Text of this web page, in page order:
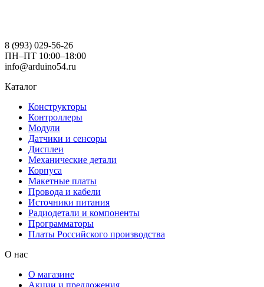
8 (993) 029-56-26
ПН–ПТ 10:00–18:00
info@arduino54.ru
Каталог
Конструкторы
Контроллеры
Модули
Датчики и сенсоры
Дисплеи
Механические детали
Корпуса
Макетные платы
Провода и кабели
Источники питания
Радиодетали и компоненты
Программаторы
Платы Российского производства
О нас
О магазине